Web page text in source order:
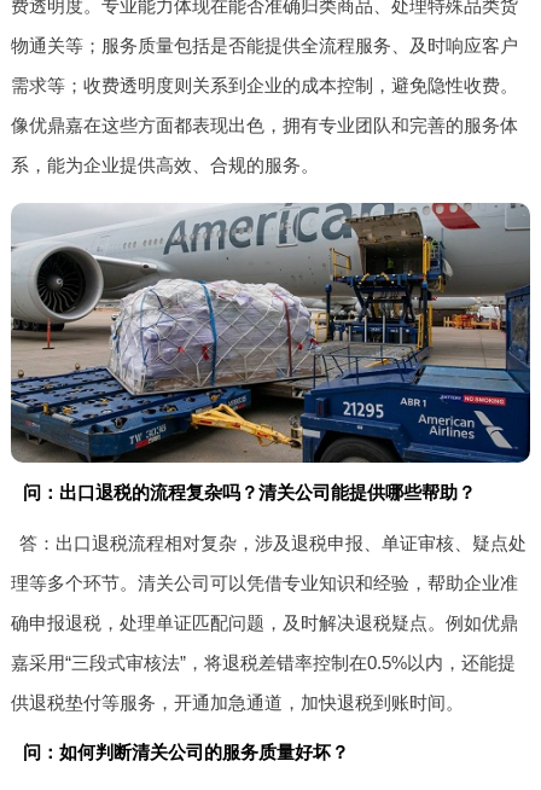
费透明度。专业能力体现在能否准确归类商品、处理特殊品类货
物通关等；服务质量包括是否能提供全流程服务、及时响应客户
需求等；收费透明度则关系到企业的成本控制，避免隐性收费。
像优鼎嘉在这些方面都表现出色，拥有专业团队和完善的服务体
系，能为企业提供高效、合规的服务。
问：出口退税的流程复杂吗？清关公司能提供哪些帮助？
答：出口退税流程相对复杂，涉及退税申报、单证审核、疑点处
理等多个环节。清关公司可以凭借专业知识和经验，帮助企业准
确申报退税，处理单证匹配问题，及时解决退税疑点。例如优鼎
嘉采用“三段式审核法”，将退税差错率控制在0.5%以内，还能提
供退税垫付等服务，开通加急通道，加快退税到账时间。
问：如何判断清关公司的服务质量好坏？